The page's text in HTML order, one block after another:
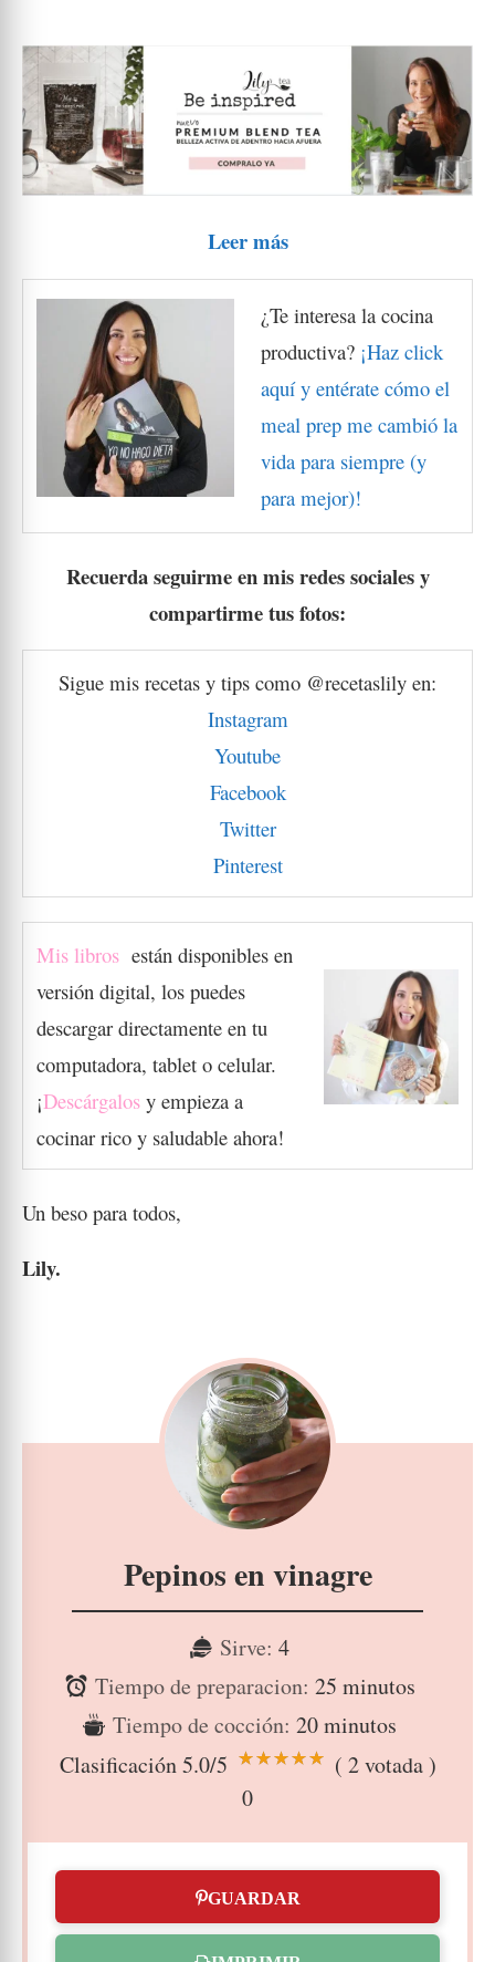
Leer más
¿Te interesa la cocina
productiva? ¡Haz click
aquí y entérate cómo el
meal prep me cambió la
vida para siempre (y
para mejor)!
Recuerda seguirme en mis redes sociales y
compartirme tus fotos:
Sigue mis recetas y tips como @recetaslily en:
Instagram
Youtube
Facebook
Twitter
Pinterest
Mis libros están disponibles en
versión digital, los puedes
descargar directamente en tu
computadora, tablet o celular.
¡Descárgalos y empieza a
cocinar rico y saludable ahora!
Un beso para todos,
Lily.
Pepinos en vinagre
Sirve: 4
Tiempo de preparacion: 25 minutos
Tiempo de cocción: 20 minutos
Clasificación5.0/5 ( 2votada )
0
GUARDAR